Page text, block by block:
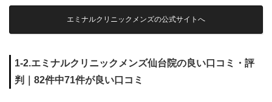
エミナルクリニックメンズの公式サイトへ
1-2.エミナルクリニックメンズ仙台院の良い口コミ・評
判｜82件中71件が良い口コミ